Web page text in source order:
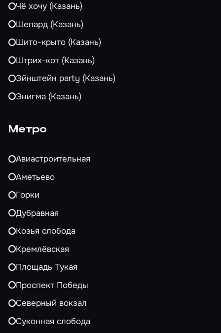
Чё хочу (Казань)
Шепард (Казань)
Шито-крыто (Казань)
Штрих-кот (Казань)
Эйнштейн party (Казань)
Энигма (Казань)
Метро
Авиастроительная
Аметьево
Горки
Дубравная
Козья слобода
Кремлёвская
Площадь Тукая
Проспект Победы
Северный вокзал
Суконная слобода